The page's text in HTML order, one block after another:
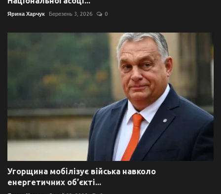
Ярина Харчук Березень 3, 2026 0
Угорщина мобілізує війська навколо
енергетичних об’єкті...